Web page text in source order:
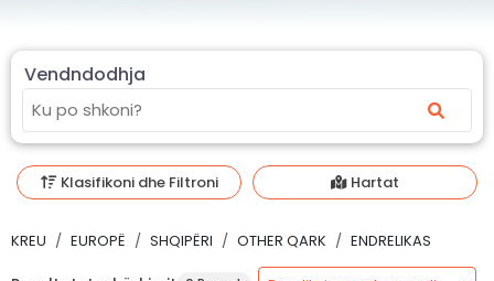
Vendndodhja
Klasifikoni dhe Filtroni Hartat
KREU EUROPË SHQIPËRI OTHER QARK ENDRELIKAS